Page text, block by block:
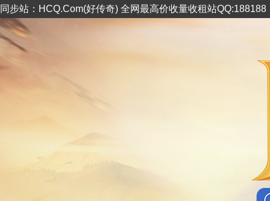
同步站：HCQ.Com(好传奇) 全网最高价收量收租站